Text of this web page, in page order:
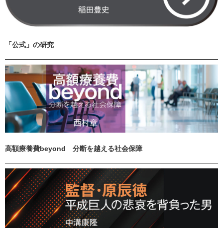
「公式」の研究
高額療養費beyond 分断を越える社会保障